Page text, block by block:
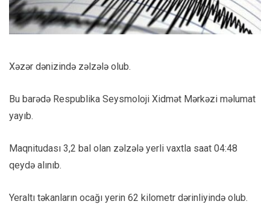
Xəzər dənizində zəlzələ olub.
Bu barədə Respublika Seysmoloji Xidmət Mərkəzi məlumat
yayıb.
Maqnitudası 3,2 bal olan zəlzələ yerli vaxtla saat 04:48
qeydə alınıb.
Yeraltı təkanların ocağı yerin 62 kilometr dərinliyində olub.